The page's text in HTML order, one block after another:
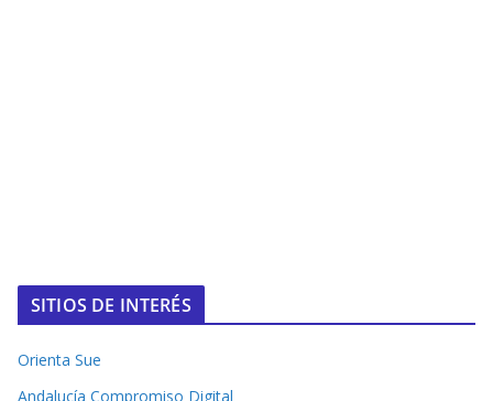
SITIOS DE INTERÉS
Orienta Sue
Andalucía Compromiso Digital